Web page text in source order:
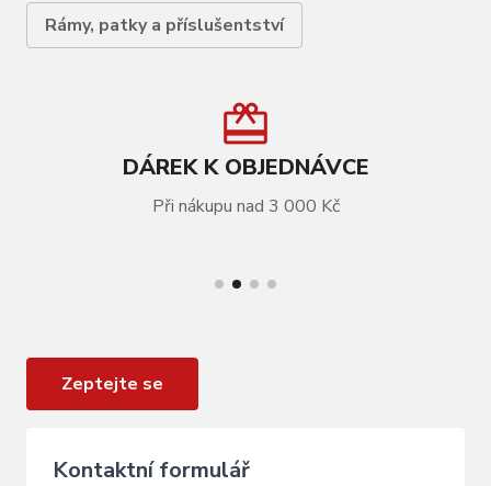
Rámy, patky a příslušentství
DÁREK K OBJEDNÁVCE
Při nákupu nad 3 000 Kč
Zeptejte se
Kontaktní formulář